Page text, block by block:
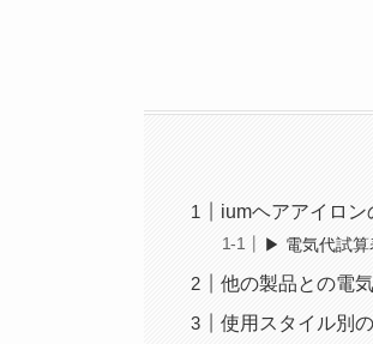
iumヘアアイロ
▶ 電気代試算
他の製品との電
使用スタイル別